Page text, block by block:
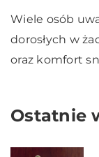
Wiele osób
dorosłych w
oraz komfort
Ostatnie